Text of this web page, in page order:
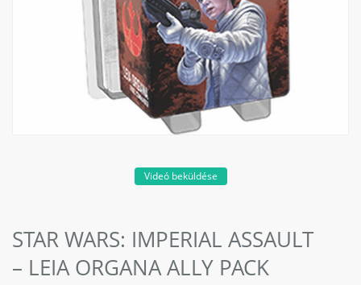
Videó beküldése
STAR WARS: IMPERIAL ASSAULT
– LEIA ORGANA ALLY PACK